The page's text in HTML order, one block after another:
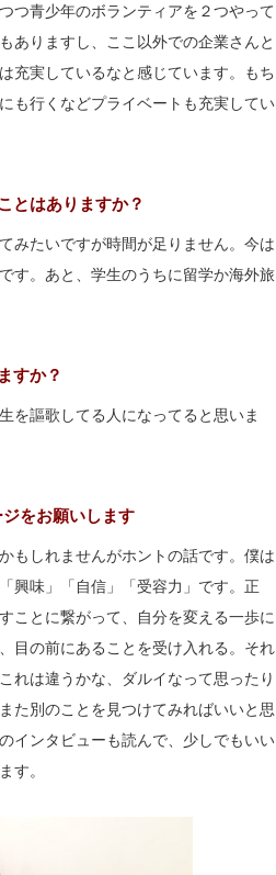
つ青少年のボランティアを２つやって
ありますし、ここ以外での企業さんと
充実しているなと感じています。もち
も行くなどプライベートも充実してい
とはありますか？
みたいですが時間が足りません。今は
す。あと、学生のうちに留学か海外旅
すか？
を謳歌してる人になってると思いま
をお願いします
もしれませんがホントの話です。僕は
興味」「自信」「受容力」です。正
ことに繋がって、自分を変える一歩に
目の前にあることを受け入れる。それ
れは違うかな、ダルイなって思ったり
た別のことを見つけてみればいいと思
インタビューも読んで、少しでもいい
す。